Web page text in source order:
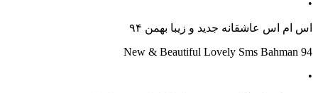
•
اس ام اس عاشقانه جدید و زیبا بهمن ۹۴
New & Beautiful Lovely Sms Bahman 94
•